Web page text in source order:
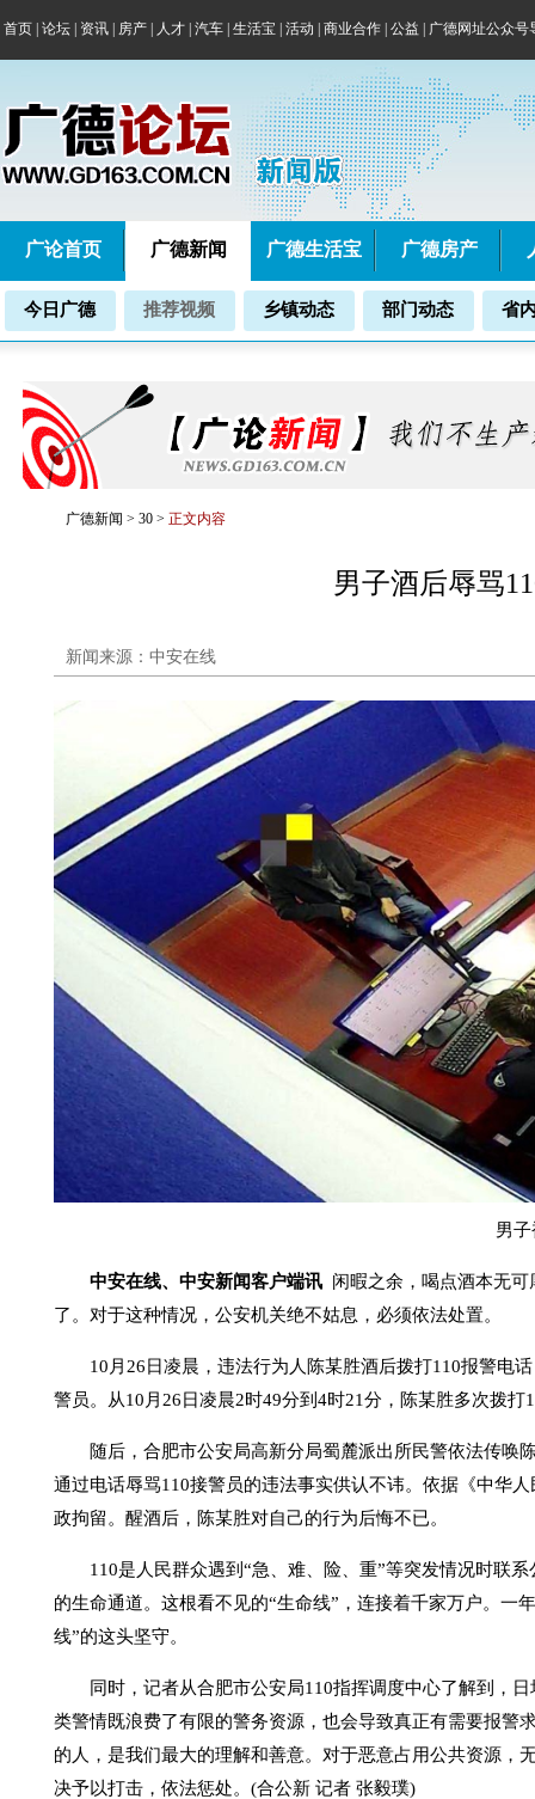
首页 论坛 资讯 房产 人才 汽车 生活宝 活动 商业合作 公益 广德网址公众号
广论首页 广德新闻 广德生活宝 广德房产
今日广德 推荐视频 乡镇动态 部门动态 省
广德新闻 > 30 > 正文内容
男子酒后辱骂
新闻来源：中安在线
男
中安在线、中安新闻客户端讯 闲暇之余，喝点酒本无
了。对于这种情况，公安机关绝不姑息，必须依法处置。
10月26日凌晨，违法行为人陈某胜酒后拨打110报警电话
警员。从10月26日凌晨2时49分到4时21分，陈某胜多次拨打
随后，合肥市公安局高新分局蜀麓派出所民警依法传唤
通过电话辱骂110接警员的违法事实供认不讳。依据《中华
政拘留。醒酒后，陈某胜对自己的行为后悔不已。
110是人民群众遇到“急、难、险、重”等突发情况时联系
的生命通道。这根看不见的“生命线”，连接着千家万户。一
线”的这头坚守。
同时，记者从合肥市公安局110指挥调度中心了解到，日
类警情既浪费了有限的警务资源，也会导致真正有需要报警
的人，是我们最大的理解和善意。对于恶意占用公共资源，
决予以打击，依法惩处。(合公新 记者 张毅璞)